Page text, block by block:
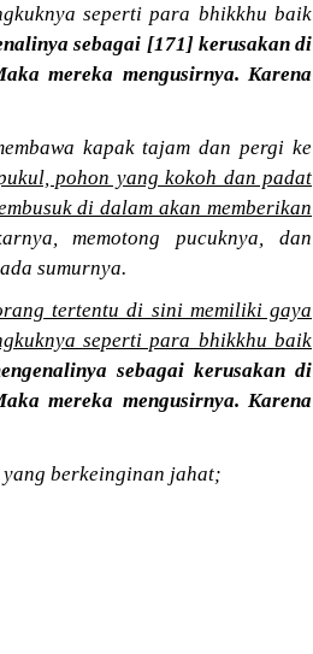
seperti para bhikkhu baik
sebagai [171] kerusakan di
mereka mengusirnya. Karena
kapak tajam dan pergi ke
pohon yang kokoh dan padat
di dalam akan memberikan
memotong pucuknya, dan
sumurnya.
tertentu di sini memiliki gaya
seperti para bhikkhu baik
sebagai kerusakan di
mereka mengusirnya. Karena
yang berkeinginan jahat;